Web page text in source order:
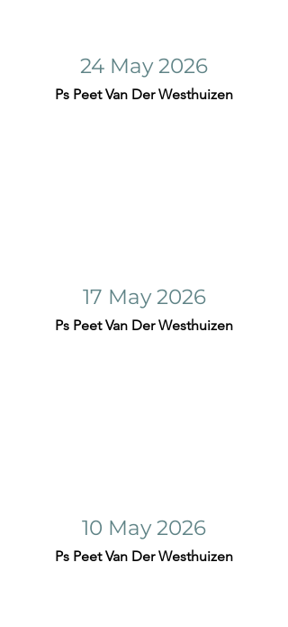
24 May 2026
Ps Peet Van Der Westhuizen
17 May 2026
Ps Peet Van Der Westhuizen
10 May 2026
Ps Peet Van Der Westhuizen